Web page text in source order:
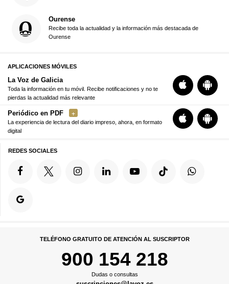
Ourense
Recibe toda la actualidad y la información más destacada de
Ourense
APLICACIONES MÓVILES
La Voz de Galicia
Toda la información en tu móvil. Recibe notificaciones y no te
pierdas la actualidad más relevante
Periódico en PDF
La experiencia de lectura del diario impreso, ahora, en formato
digital
REDES SOCIALES
TELÉFONO GRATUITO DE ATENCIÓN AL SUSCRIPTOR
900 154 218
Dudas o consultas